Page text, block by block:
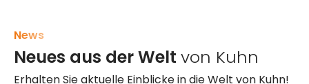
News
Neues aus der Welt von Kuhn
Erhalten Sie aktuelle Einblicke in die Welt von Kuhn!